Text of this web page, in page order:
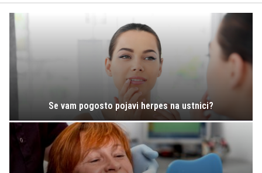
Se vam pogosto pojavi herpes na ustnici?